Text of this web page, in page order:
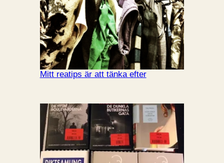
Mitt reatips är att tänka efter